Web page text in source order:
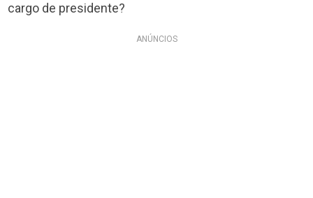
cargo de presidente?
ANÚNCIOS